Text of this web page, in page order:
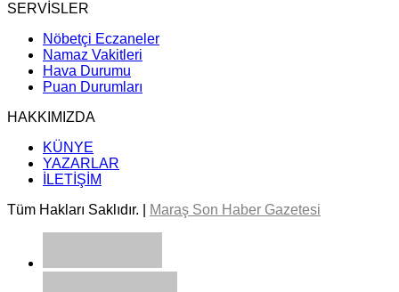
SERVİSLER
Nöbetçi Eczaneler
Namaz Vakitleri
Hava Durumu
Puan Durumları
HAKKIMIZDA
KÜNYE
YAZARLAR
İLETİŞİM
Tüm Hakları Saklıdır. |
Maraş Son Haber Gazetesi